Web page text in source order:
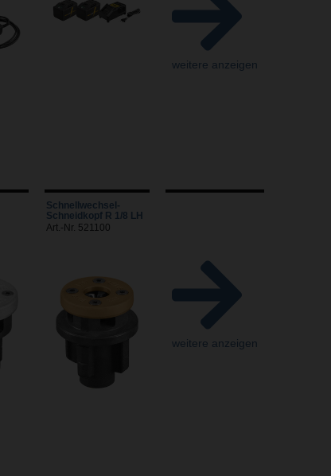
weitere anzeigen
Schnellwechsel-
Schneidkopf R 1/8 LH
Art.-Nr. 521100
weitere anzeigen